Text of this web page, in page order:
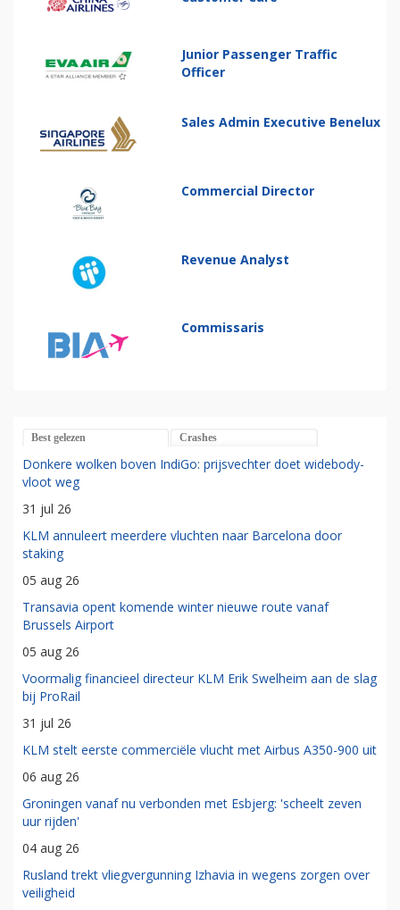
Junior Passenger Traffic
Officer
Sales Admin Executive Benelux
Commercial Director
Revenue Analyst
Commissaris
Best gelezen Crashes
Donkere wolken boven IndiGo: prijsvechter doet widebody-
vloot weg
31 jul 26
KLM annuleert meerdere vluchten naar Barcelona door
staking
05 aug 26
Transavia opent komende winter nieuwe route vanaf
Brussels Airport
05 aug 26
Voormalig financieel directeur KLM Erik Swelheim aan de slag
bij ProRail
31 jul 26
KLM stelt eerste commerciële vlucht met Airbus A350-900 uit
06 aug 26
Groningen vanaf nu verbonden met Esbjerg: 'scheelt zeven
uur rijden'
04 aug 26
Rusland trekt vliegvergunning Izhavia in wegens zorgen over
veiligheid